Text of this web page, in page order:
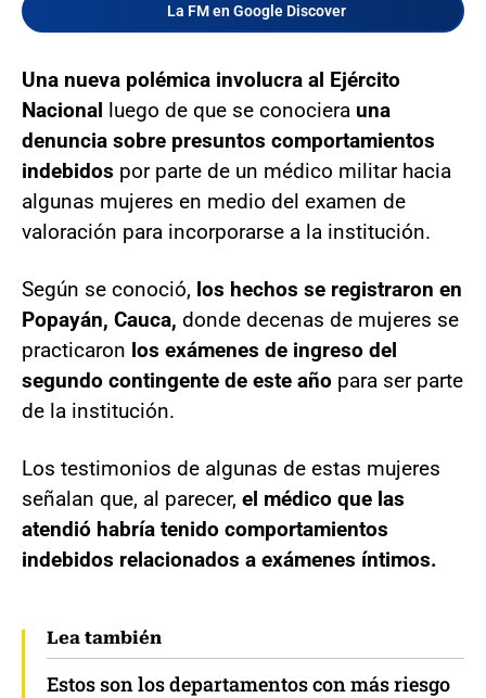
La FM en Google Discover
Una nueva polémica involucra al Ejército
Nacional luego de que se conociera una
denuncia sobre presuntos comportamientos
indebidos por parte de un médico militar hacia
algunas mujeres en medio del examen de
valoración para incorporarse a la institución.
Según se conoció, los hechos se registraron en
Popayán, Cauca, donde decenas de mujeres se
practicaron los exámenes de ingreso del
segundo contingente de este año para ser parte
de la institución.
Los testimonios de algunas de estas mujeres
señalan que, al parecer, el médico que las
atendió habría tenido comportamientos
indebidos relacionados a exámenes íntimos.
Lea también
Estos son los departamentos con más riesgo